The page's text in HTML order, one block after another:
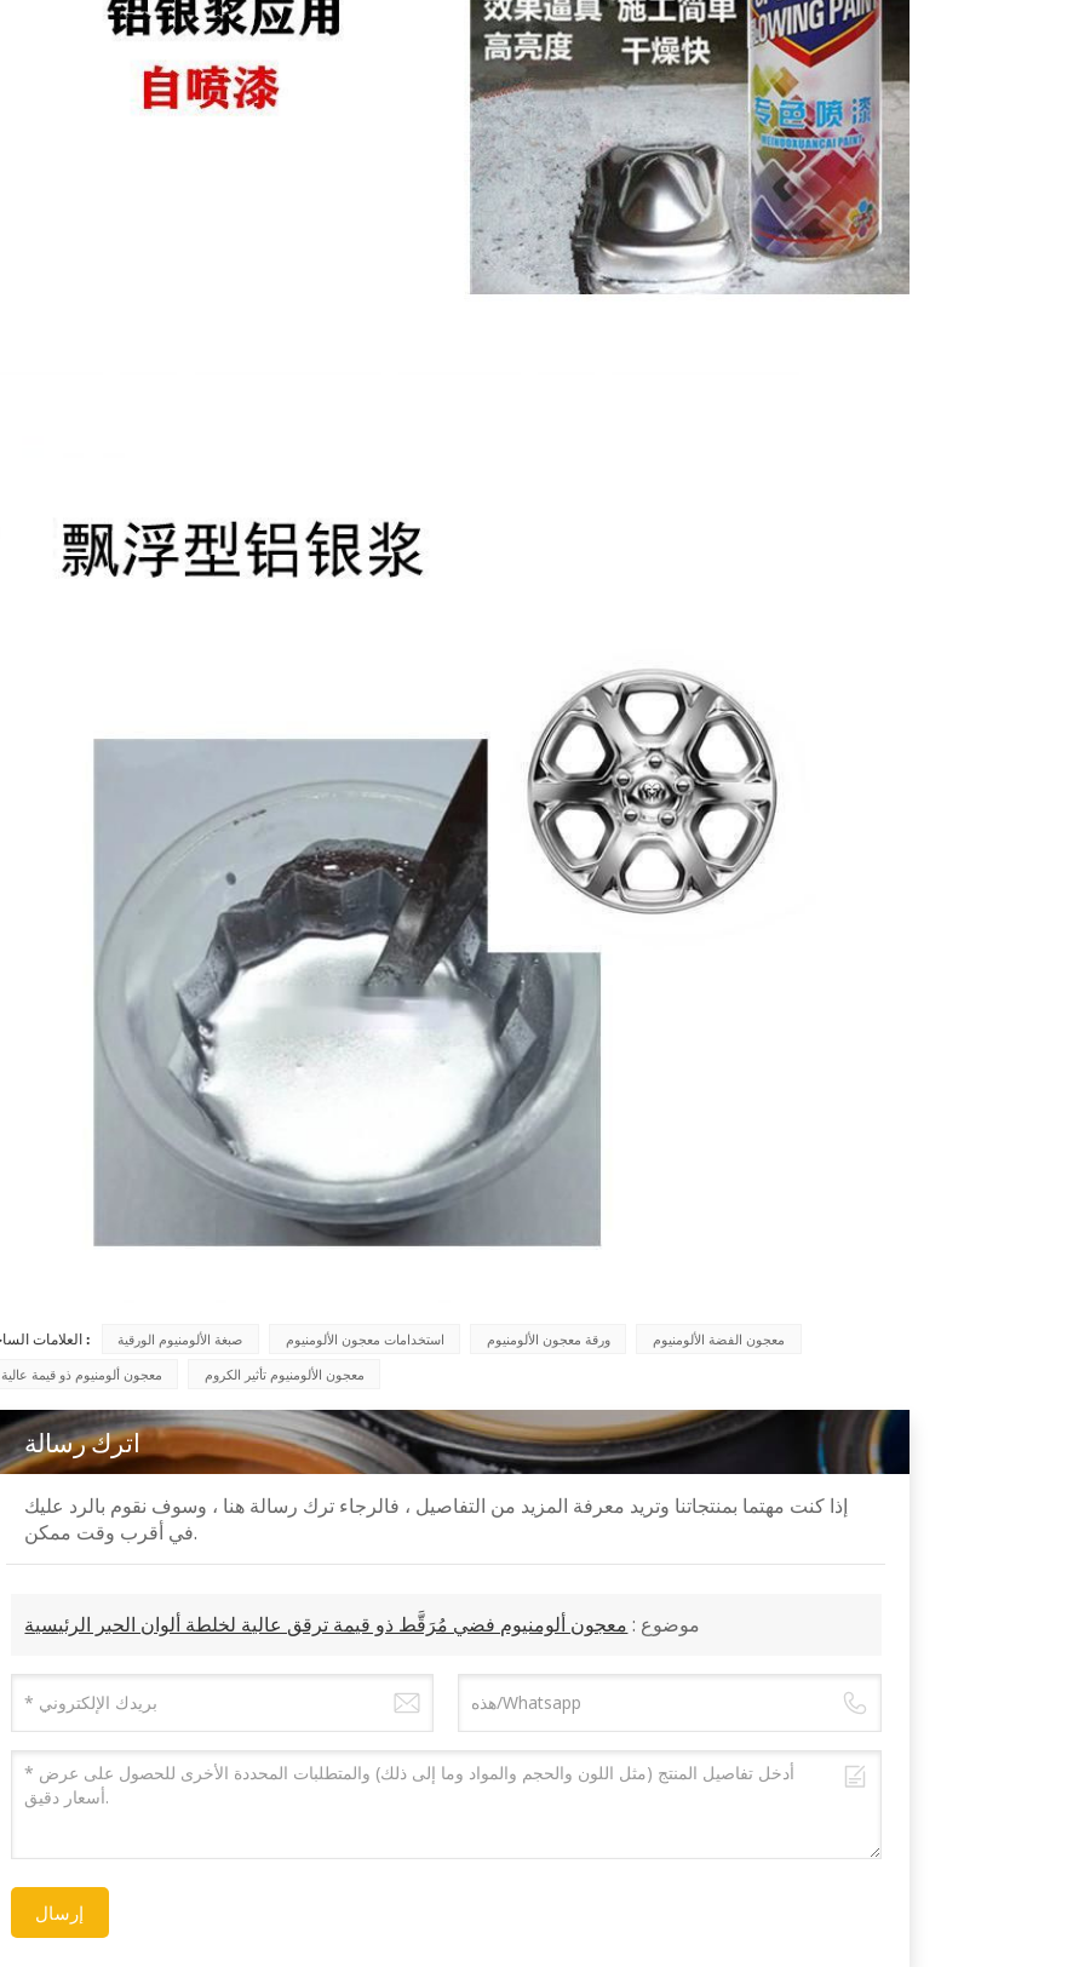
العلامات الساخنة : صبغة الألومنيوم الورقية استخدامات معجون الألومنيوم ورقة معجون الألومنيوم
معجون الفضة الألومنيوم
معجون ألومنيوم ذو قيمة عالية
معجون الألومنيوم تأثير الكروم
اترك رسالة
إذا كنت مهتما بمنتجاتنا وتريد معرفة المزيد من التفاصيل ، فالرجاء ترك رسالة هنا ، وسوف نقوم بالرد عليك
في أقرب وقت ممكن.
موضوع : معجون ألومنيوم فضي مُرَقَّط ذو قيمة ترقق عالية لخلطة ألوان الحبر الرئيسية
إرسال